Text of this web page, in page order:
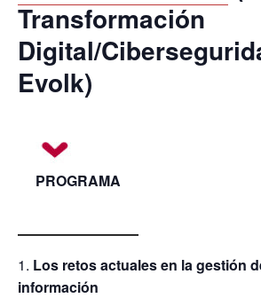
Transformación
Digital/
Evolk)
PROGRAMA
Los retos actuales en la gestión
información